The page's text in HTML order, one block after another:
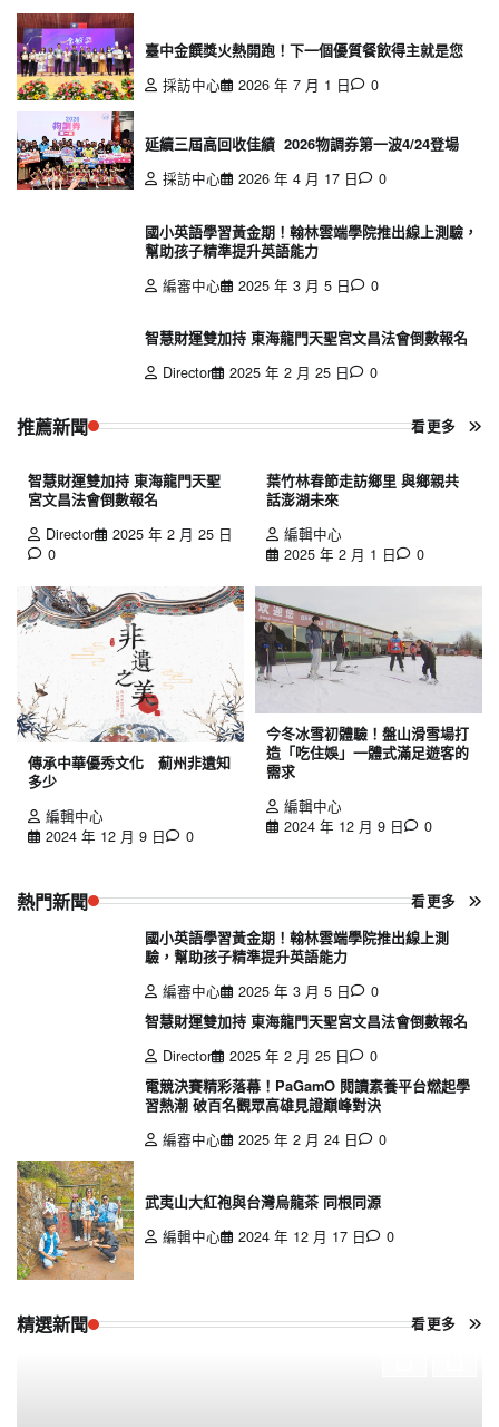
臺中金饌獎火熱開跑！下一個優質餐飲得主就是您
採訪中心
2026 年 7 月 1 日 0
延續三屆高回收佳績 2026物調券第一波4/24登場
採訪中心
2026 年 4 月 17 日 0
國小英語學習黃金期！翰林雲端學院推出線上測驗，
幫助孩子精準提升英語能力
編審中心
2025 年 3 月 5 日 0
智慧財運雙加持 東海龍門天聖宮文昌法會倒數報名
Director
2025 年 2 月 25 日 0
推薦新聞 看更多
智慧財運雙加持 東海龍門天聖
宮文昌法會倒數報名
Director
2025 年 2 月 25 日
0
葉竹林春節走訪鄉里 與鄉親共
話澎湖未來
編輯中心
2025 年 2 月 1 日
0
傳承中華優秀文化 薊州非遺知
多少
編輯中心
2024 年 12 月 9 日
0
今冬冰雪初體驗！盤山滑雪場打
造「吃住娛」一體式滿足遊客的
需求
編輯中心
2024 年 12 月 9 日
0
熱門新聞 看更多
國小英語學習黃金期！翰林雲端學院推出線上測
驗，幫助孩子精準提升英語能力
編審中心
2025 年 3 月 5 日
0
智慧財運雙加持 東海龍門天聖宮文昌法會倒數報名
Director
2025 年 2 月 25 日
0
電競決賽精彩落幕！PaGamO 閱讀素養平台燃起學
習熱潮 破百名觀眾高雄見證巔峰對決
編審中心
2025 年 2 月 24 日 0
武夷山大紅袍與台灣烏龍茶 同根同源
編輯中心
2024 年 12 月 17 日 0
精選新聞 看更多